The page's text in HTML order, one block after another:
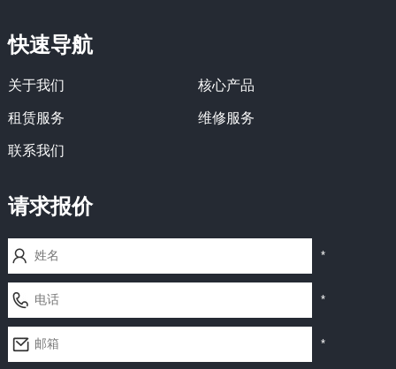
快速导航
关于我们 核心产品
租赁服务 维修服务
联系我们
请求报价
*
*
*